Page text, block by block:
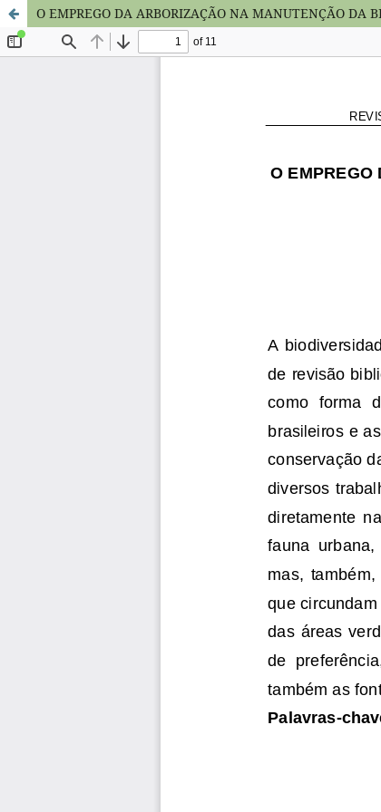
O EMPREGO DA ARBORIZAÇÃO NA MANUTENÇÃO DA